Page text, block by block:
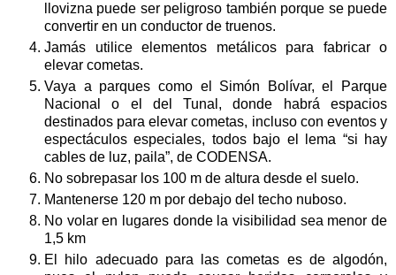
llovizna puede ser peligroso también porque se puede
convertir en un conductor de truenos.
Jamás utilice elementos metálicos para fabricar o
elevar cometas.
Vaya a parques como el Simón Bolívar, el Parque
Nacional o el del Tunal, donde habrá espacios
destinados para elevar cometas, incluso con eventos y
espectáculos especiales, todos bajo el lema “si hay
cables de luz, paila”, de CODENSA.
No sobrepasar los 100 m de altura desde el suelo.
Mantenerse 120 m por debajo del techo nuboso.
No volar en lugares donde la visibilidad sea menor de
1,5 km
El hilo adecuado para las cometas es de algodón,